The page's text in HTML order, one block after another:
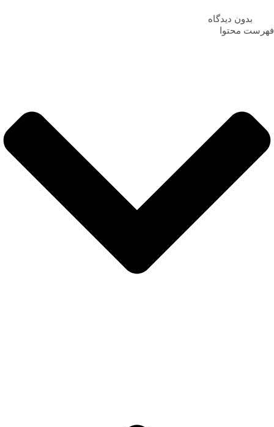
بدون دیدگاه
فهرست محتوا